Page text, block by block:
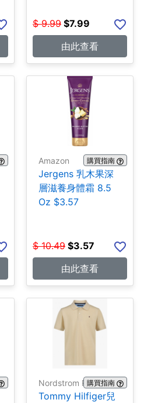
$ 9.99 $7.99
由此查看
Amazon 購買指南
Jergens 乳木果深
層滋養身體霜 8.5
Oz $3.57
$ 10.49 $3.57
由此查看
Nordstrom Rack購買指南
Tommy Hilfiger兒